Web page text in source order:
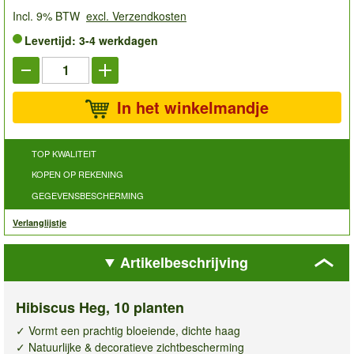
Incl. 9% BTW excl. Verzendkosten
Levertijd: 3-4 werkdagen
In het winkelmandje
TOP KWALITEIT
KOPEN OP REKENING
GEGEVENSBESCHERMING
Verlanglijstje
Artikelbeschrijving
Hibiscus Heg, 10 planten
✓ Vormt een prachtig bloeiende, dichte haag
✓ Natuurlijke & decoratieve zichtbescherming